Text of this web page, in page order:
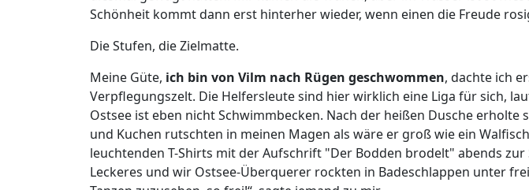
Schönheit kommt dann erst hinterher wieder, wenn einen die Freude
Die Stufen, die Zielmatte.
Meine Güte, ich bin von Vilm nach Rügen geschwommen, dachte ich
Verpflegungszelt. Die Helfersleute sind hier wirklich eine Liga für sich,
Ostsee ist eben nicht Schwimmbecken. Nach der heißen Dusche
und Kuchen rutschten in meinen Magen als wäre er groß wie ein
leuchtenden T-Shirts mit der Aufschrift "Der Bodden brodelt" abends
Leckeres und wir Ostsee-Überquerer rockten in Badeschlappen unter